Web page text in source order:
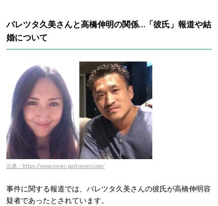
バレツタ久美さんと高橋伸明の関係…「彼氏」報道や結
婚について
出典：https://www.news-postseven.com/
事件に関する報道では、バレツタ久美さんの彼氏が高橋伸明容
疑者であったとされています。